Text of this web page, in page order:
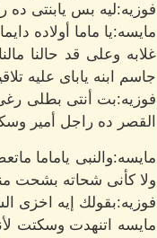
فوزيه:ليه بس يابنتى ده
مايسه:يا ماما أولاده
غلابه وعلى قد حالنا
جاسم ابنه ياباى عليه
فوزيه:بت أنتى بطلى
القصر ده راجل أمير
مايسه:والنبى ياماما
ولا كأنى شحاته بشحت
فوزيه:بقولك إيه اخزى
مايسه اتنهدت وسكتت